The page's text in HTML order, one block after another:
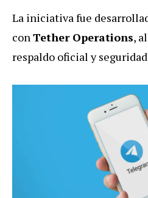
La iniciativa fue
conTether Operations,
respaldo oficial y